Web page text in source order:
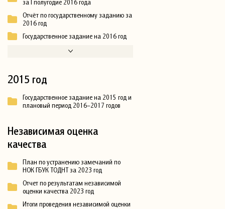
за I полугодие 2016 года
Отчёт по государственному заданию за
2016 год
Государственное задание на 2016 год
2015 год
Государственное задание на 2015 год и
плановый период 2016–2017 годов
Независимая оценка
качества
План по устранению замечаний по
НОК ГБУК ТОДНТ за 2023 год
Отчет по результатам независимой
оценки качества 2023 год
Итоги проведения независимой оценки